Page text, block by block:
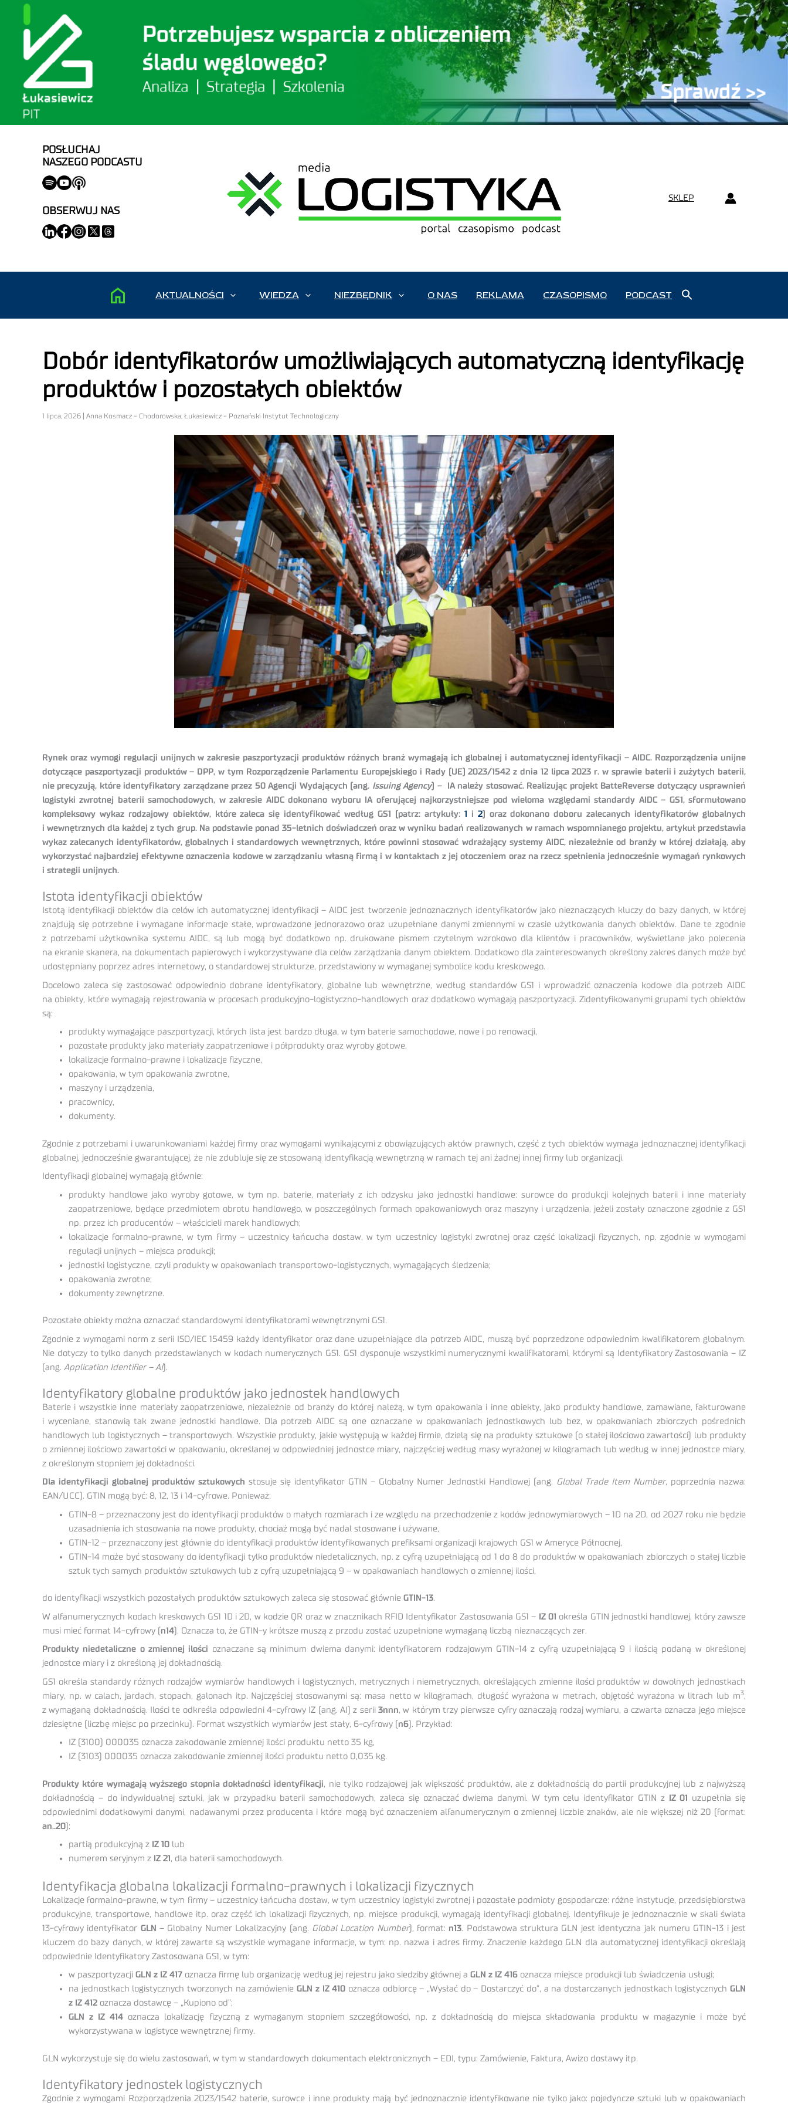
POSŁUCHAJ
NASZEGO PODCASTU
OBSERWUJ NAS
SKLEP
AKTUALNOŚCI WIEDZA NIEZBĘDNIK O NAS REKLAMA CZASOPISMO PODCAST
Dobór identyfikatorów umożliwiających automatyczną identyfikację
produktów i pozostałych obiektów
1 lipca, 2026 | Anna Kosmacz - Chodorowska, Łukasiewicz - Poznański Instytut Technologiczny
Rynek oraz wymogi regulacji unijnych w zakresie paszportyzacji produktów różnych branż wymagają ich globalnej i automatycznej identyfikacji – AIDC. Rozporządzenia unijne
dotyczące paszportyzacji produktów – DPP, w tym Rozporządzenie Parlamentu Europejskiego i Rady (UE) 2023/1542 z dnia 12 lipca 2023 r. w sprawie baterii i zużytych baterii,
nie precyzują, które identyfikatory zarządzane przez 50 Agencji Wydających (ang. Issuing Agency) – IA należy stosować. Realizując projekt BatteReverse dotyczący usprawnień
logistyki zwrotnej baterii samochodowych, w zakresie AIDC dokonano wyboru IA oferującej najkorzystniejsze pod wieloma względami standardy AIDC – GS1, sformułowano
kompleksowy wykaz rodzajowy obiektów, które zaleca się identyfikować według GS1 (patrz: artykuły: 1 i 2) oraz dokonano doboru zalecanych identyfikatorów globalnych
i wewnętrznych dla każdej z tych grup. Na podstawie ponad 35-letnich doświadczeń oraz w wyniku badań realizowanych w ramach wspomnianego projektu, artykuł przedstawia
wykaz zalecanych identyfikatorów, globalnych i standardowych wewnętrznych, które powinni stosować wdrażający systemy AIDC, niezależnie od branży w której działają, aby
wykorzystać najbardziej efektywne oznaczenia kodowe w zarządzaniu własną firmą i w kontaktach z jej otoczeniem oraz na rzecz spełnienia jednocześnie wymagań rynkowych
i strategii unijnych.
Istota identyfikacji obiektów
Istotą identyfikacji obiektów dla celów ich automatycznej identyfikacji – AIDC jest tworzenie jednoznacznych identyfikatorów jako nieznaczących kluczy do bazy danych, w której
znajdują się potrzebne i wymagane informacje stałe, wprowadzone jednorazowo oraz uzupełniane danymi zmiennymi w czasie użytkowania danych obiektów. Dane te zgodnie
z potrzebami użytkownika systemu AIDC, są lub mogą być dodatkowo np. drukowane pismem czytelnym wzrokowo dla klientów i pracowników, wyświetlane jako polecenia
na ekranie skanera, na dokumentach papierowych i wykorzystywane dla celów zarządzania danym obiektem. Dodatkowo dla zainteresowanych określony zakres danych może być
udostępniany poprzez adres internetowy, o standardowej strukturze, przedstawiony w wymaganej symbolice kodu kreskowego.
Docelowo zaleca się zastosować odpowiednio dobrane identyfikatory, globalne lub wewnętrzne, według standardów GS1 i wprowadzić oznaczenia kodowe dla potrzeb AIDC
na obiekty, które wymagają rejestrowania w procesach produkcyjno-logistyczno-handlowych oraz dodatkowo wymagają paszportyzacji. Zidentyfikowanymi grupami tych obiektów
są:
produkty wymagające paszportyzacji, których lista jest bardzo długa, w tym baterie samochodowe, nowe i po renowacji,
pozostałe produkty jako materiały zaopatrzeniowe i półprodukty oraz wyroby gotowe,
lokalizacje formalno-prawne i lokalizacje fizyczne,
opakowania, w tym opakowania zwrotne,
maszyny i urządzenia,
pracownicy,
dokumenty.
Zgodnie z potrzebami i uwarunkowaniami każdej firmy oraz wymogami wynikającymi z obowiązujących aktów prawnych, część z tych obiektów wymaga jednoznacznej identyfikacji
globalnej, jednocześnie gwarantującej, że nie zdubluje się ze stosowaną identyfikacją wewnętrzną w ramach tej ani żadnej innej firmy lub organizacji.
Identyfikacji globalnej wymagają głównie:
produkty handlowe jako wyroby gotowe, w tym np. baterie, materiały z ich odzysku jako jednostki handlowe: surowce do produkcji kolejnych baterii i inne materiały
zaopatrzeniowe, będące przedmiotem obrotu handlowego, w poszczególnych formach opakowaniowych oraz maszyny i urządzenia, jeżeli zostały oznaczone zgodnie z GS1
np. przez ich producentów – właścicieli marek handlowych;
lokalizacje formalno-prawne, w tym firmy – uczestnicy łańcucha dostaw, w tym uczestnicy logistyki zwrotnej oraz część lokalizacji fizycznych, np. zgodnie w wymogami
regulacji unijnych – miejsca produkcji;
jednostki logistyczne, czyli produkty w opakowaniach transportowo-logistycznych, wymagających śledzenia;
opakowania zwrotne;
dokumenty zewnętrzne.
Pozostałe obiekty można oznaczać standardowymi identyfikatorami wewnętrznymi GS1.
Zgodnie z wymogami norm z serii ISO/IEC 15459 każdy identyfikator oraz dane uzupełniające dla potrzeb AIDC, muszą być poprzedzone odpowiednim kwalifikatorem globalnym.
Nie dotyczy to tylko danych przedstawianych w kodach numerycznych GS1. GS1 dysponuje wszystkimi numerycznymi kwalifikatorami, którymi są Identyfikatory Zastosowania – IZ
(ang. Application Identifier – AI).
Identyfikatory globalne produktów jako jednostek handlowych
Baterie i wszystkie inne materiały zaopatrzeniowe, niezależnie od branży do której należą, w tym opakowania i inne obiekty, jako produkty handlowe, zamawiane, fakturowane
i wyceniane, stanowią tak zwane jednostki handlowe. Dla potrzeb AIDC są one oznaczane w opakowaniach jednostkowych lub bez, w opakowaniach zbiorczych pośrednich
handlowych lub logistycznych – transportowych. Wszystkie produkty, jakie występują w każdej firmie, dzielą się na produkty sztukowe (o stałej ilościowo zawartości) lub produkty
o zmiennej ilościowo zawartości w opakowaniu, określanej w odpowiedniej jednostce miary, najczęściej według masy wyrażonej w kilogramach lub według w innej jednostce miary,
z określonym stopniem jej dokładności.
Dla identyfikacji globalnej produktów sztukowych stosuje się identyfikator GTIN – Globalny Numer Jednostki Handlowej (ang. Global Trade Item Number, poprzednia nazwa:
EAN/UCC). GTIN mogą być: 8, 12, 13 i 14-cyfrowe. Ponieważ:
GTIN-8 – przeznaczony jest do identyfikacji produktów o małych rozmiarach i ze względu na przechodzenie z kodów jednowymiarowych – 1D na 2D, od 2027 roku nie będzie
uzasadnienia ich stosowania na nowe produkty, chociaż mogą być nadal stosowane i używane,
GTIN-12 – przeznaczony jest głównie do identyfikacji produktów identyfikowanych prefiksami organizacji krajowych GS1 w Ameryce Północnej,
GTIN-14 może być stosowany do identyfikacji tylko produktów niedetalicznych, np. z cyfrą uzupełniającą od 1 do 8 do produktów w opakowaniach zbiorczych o stałej liczbie
sztuk tych samych produktów sztukowych lub z cyfrą uzupełniającą 9 – w opakowaniach handlowych o zmiennej ilości,
do identyfikacji wszystkich pozostałych produktów sztukowych zaleca się stosować głównie GTIN-13.
W alfanumerycznych kodach kreskowych GS1 1D i 2D, w kodzie QR oraz w znacznikach RFID Identyfikator Zastosowania GS1 – IZ 01 określa GTIN jednostki handlowej, który zawsze
musi mieć format 14-cyfrowy ( n14 ). Oznacza to, że GTIN-y krótsze muszą z przodu zostać uzupełnione wymaganą liczbą nieznaczących zer.
Produkty niedetaliczne o zmiennej ilości oznaczane są minimum dwiema danymi: identyfikatorem rodzajowym GTIN-14 z cyfrą uzupełniającą 9 i ilością podaną w określonej
jednostce miary i z określoną jej dokładnością.
GS1 określa standardy różnych rodzajów wymiarów handlowych i logistycznych, metrycznych i niemetrycznych, określających zmienne ilości produktów w dowolnych jednostkach
miary, np. w calach, jardach, stopach, galonach itp. Najczęściej stosowanymi są: masa netto w kilogramach, długość wyrażona w metrach, objętość wyrażona w litrach lub m3,
z wymaganą dokładnością. Ilości te odkreśla odpowiedni 4-cyfrowy IZ (ang. AI) z serii 3nnn, w którym trzy pierwsze cyfry oznaczają rodzaj wymiaru, a czwarta oznacza jego miejsce
dziesiętne (liczbę miejsc po przecinku). Format wszystkich wymiarów jest stały, 6-cyfrowy ( n6 ). Przykład:
IZ (3100) 000035 oznacza zakodowanie zmiennej ilości produktu netto 35 kg,
IZ (3103) 000035 oznacza zakodowanie zmiennej ilości produktu netto 0,035 kg.
Produkty które wymagają wyższego stopnia dokładności identyfikacji, nie tylko rodzajowej jak większość produktów, ale z dokładnością do partii produkcyjnej lub z najwyższą
dokładnością – do indywidualnej sztuki, jak w przypadku baterii samochodowych, zaleca się oznaczać dwiema danymi. W tym celu identyfikator GTIN z
IZ 01
uzupełnia się
odpowiednimi dodatkowymi danymi, nadawanymi przez producenta i które mogą być oznaczeniem alfanumerycznym o zmiennej liczbie znaków, ale nie większej niż 20 (format:
an..20 ):
partią produkcyjną z IZ 10 lub
numerem seryjnym z IZ 21 , dla baterii samochodowych.
Identyfikacja globalna lokalizacji formalno-prawnych i lokalizacji fizycznych
Lokalizacje formalno-prawne, w tym firmy – uczestnicy łańcucha dostaw, w tym uczestnicy logistyki zwrotnej i pozostałe podmioty gospodarcze: różne instytucje, przedsiębiorstwa
produkcyjne, transportowe, handlowe itp. oraz część ich lokalizacji fizycznych, np. miejsce produkcji, wymagają identyfikacji globalnej. Identyfikuje je jednoznacznie w skali świata
13-cyfrowy identyfikator GLN – Globalny Numer Lokalizacyjny (ang. Global Location Number), format: n13. Podstawowa struktura GLN jest identyczna jak numeru GTIN-13 i jest
kluczem do bazy danych, w której zawarte są wszystkie wymagane informacje, w tym: np. nazwa i adres firmy. Znaczenie każdego GLN dla automatycznej identyfikacji określają
odpowiednie Identyfikatory Zastosowana GS1, w tym:
w paszportyzacji GLN z IZ 417 oznacza firmę lub organizację według jej rejestru jako siedziby głównej a GLN z IZ 416 oznacza miejsce produkcji lub świadczenia usługi;
na jednostkach logistycznych tworzonych na zamówienieGLN z IZ 410 oznacza odbiorcę – „Wysłać do – Dostarczyć do”, a na dostarczanych jednostkach logistycznychGLN
z IZ 412 oznacza dostawcę – „Kupiono od”;
GLN z IZ 414 oznacza lokalizację fizyczną z wymaganym stopniem szczegółowości, np. z dokładnością do miejsca składowania produktu w magazynie i może być
wykorzystywana w logistyce wewnętrznej firmy.
GLN wykorzystuje się do wielu zastosowań, w tym w standardowych dokumentach elektronicznych – EDI, typu: Zamówienie, Faktura, Awizo dostawy itp.
Identyfikatory jednostek logistycznych
Zgodnie z wymogami Rozporządzenia 2023/1542 baterie, surowce i inne produkty mają być jednoznacznie identyfikowane nie tylko jako: pojedyncze sztuki lub w opakowaniach